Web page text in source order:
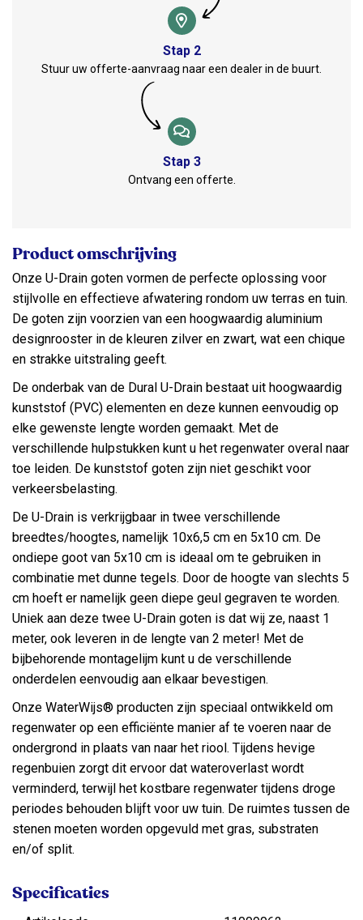
Stap 2
Stuur uw offerte-aanvraag naar een dealer in de buurt.
Stap 3
Ontvang een offerte.
Product omschrijving
Onze U-Drain goten vormen de perfecte oplossing voor
stijlvolle en effectieve afwatering rondom uw terras en tuin.
De goten zijn voorzien van een hoogwaardig aluminium
designrooster in de kleuren zilver en zwart, wat een chique
en strakke uitstraling geeft.
De onderbak van de Dural U-Drain bestaat uit hoogwaardig
kunststof (PVC) elementen en deze kunnen eenvoudig op
elke gewenste lengte worden gemaakt. Met de
verschillende hulpstukken kunt u het regenwater overal naar
toe leiden. De kunststof goten zijn niet geschikt voor
verkeersbelasting.
De U-Drain is verkrijgbaar in twee verschillende
breedtes/hoogtes, namelijk 10x6,5 cm en 5x10 cm. De
ondiepe goot van 5x10 cm is ideaal om te gebruiken in
combinatie met dunne tegels. Door de hoogte van slechts 5
cm hoeft er namelijk geen diepe geul gegraven te worden.
Uniek aan deze twee U-Drain goten is dat wij ze, naast 1
meter, ook leveren in de lengte van 2 meter! Met de
bijbehorende montagelijm kunt u de verschillende
onderdelen eenvoudig aan elkaar bevestigen.
Onze WaterWijs® producten zijn speciaal ontwikkeld om
regenwater op een efficiënte manier af te voeren naar de
ondergrond in plaats van naar het riool. Tijdens hevige
regenbuien zorgt dit ervoor dat wateroverlast wordt
verminderd, terwijl het kostbare regenwater tijdens droge
periodes behouden blijft voor uw tuin. De ruimtes tussen de
stenen moeten worden opgevuld met gras, substraten
en/of split.
Specificaties